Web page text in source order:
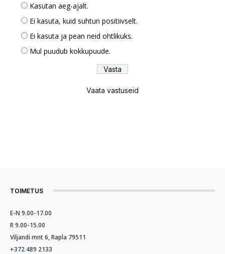
Kasutan aeg-ajalt.
Ei kasuta, kuid suhtun positiivselt.
Ei kasuta ja pean neid ohtlikuks.
Mul puudub kokkupuude.
Vaata vastuseid
TOIMETUS
E-N 9.00-17.00
R 9.00-15.00
Viljandi mnt 6, Rapla 79511
+372 489 2133